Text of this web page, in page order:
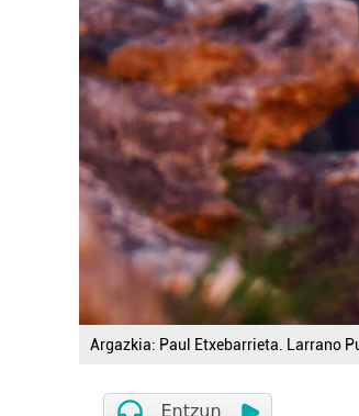
Argazkia: Paul Etxebarrieta. Larrano